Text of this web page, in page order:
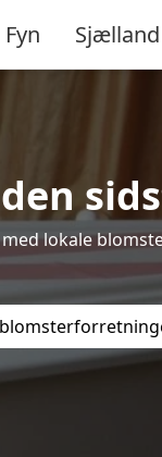
Fyn Sjælland
lokale